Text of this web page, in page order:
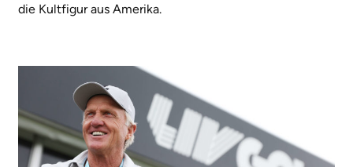
die Kultfigur aus Amerika.